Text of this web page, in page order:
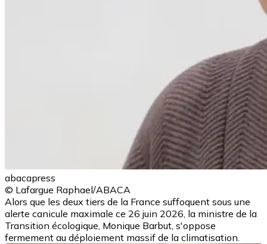
abacapress
© Lafargue Raphael/ABACA
Alors que les deux tiers de la France suffoquent sous une
alerte canicule maximale ce 26 juin 2026, la ministre de la
Transition écologique, Monique Barbut, s'oppose
fermement au déploiement massif de la climatisation.